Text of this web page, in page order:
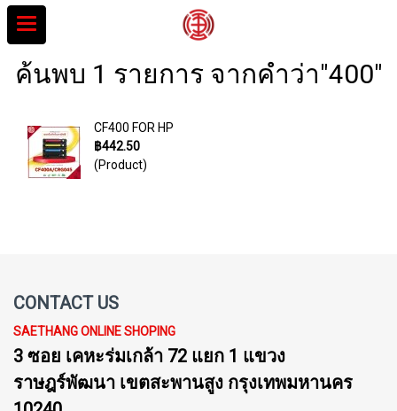
ค้นพบ 1 รายการ จากคำว่า"400"
CF400 FOR HP
฿442.50
(Product)
CONTACT US
SAETHANG ONLINE SHOPING
3 ซอย เคหะร่มเกล้า 72 แยก 1 แขวง
ราษฎร์พัฒนา เขตสะพานสูง กรุงเทพมหานคร